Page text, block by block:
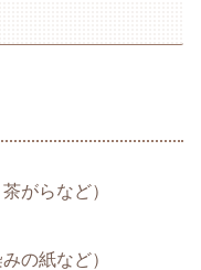
がらなど）
の紙など）